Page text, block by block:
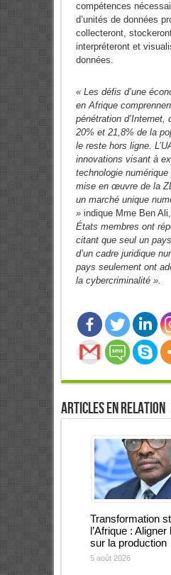
compétences
d’unités de données
collecteront,
interpréteront et
données.
« Les défis d’une
en Afrique
pénétration d’Internet,
20% et 21,8% de la
le reste hors ligne.
innovations visant à
technologie
mise en œuvre de la
un marché unique
»indique Mme Ben
États membres ont
citant que seul un
d’un cadre juridique
pays seulement ont
la cybercriminalité ».
Articles en relation
Transformation
l’Afrique :
sur la production
5 août 2026